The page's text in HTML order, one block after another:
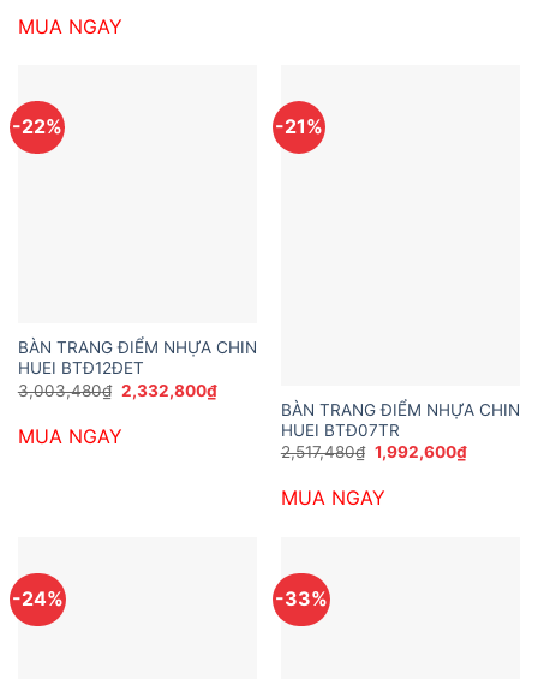
2,614,680₫.
MUA NGAY
-22%
BÀN TRANG ĐIỂM NHỰA CHIN
HUEI BTĐ12ĐET
3,003,480₫ Giá
gốc
3,003,480₫.
2,332,800₫Giá
hiện
2,332,800₫.
MUA NGAY
-21%
BÀN TRANG ĐIỂM NHỰA CHIN
HUEI BTĐ07TR
2,517,480₫ Giá
gốc
2,517,480₫.
1,992,600₫Giá
hiện
MUA NGAY
-24% -33%